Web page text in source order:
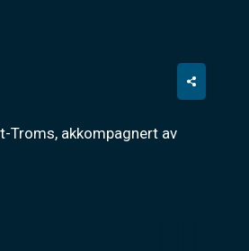
Troms, akkompagnert av